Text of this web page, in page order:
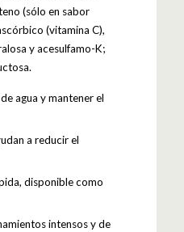
(sólo en sabor
(vitamina C),
y acesulfamo-K;
agua y mantener el
a reducir el
disponible como
intensos y de